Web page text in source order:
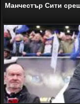
Манчестър Сити